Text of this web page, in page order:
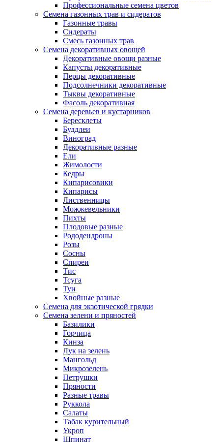
Профессиональные семена цветов
Семена газонных трав и сидератов
Газонные травы
Сидераты
Смесь газонных трав
Семена декоративных овощей
Декоративные овощи разные
Капусты декоративные
Перцы декоративные
Подсолнечники декоративные
Тыквы декоративные
Фасоль декоративная
Семена деревьев и кустарников
Бересклеты
Буддлеи
Виноград
Декоративные разные
Ели
Жимолости
Кедры
Кипарисовики
Кипарисы
Лиственницы
Можжевельники
Пихты
Плодовые разные
Рододендроны
Розы
Сосны
Спиреи
Тис
Тсуга
Туи
Хвойные разные
Семена для экзотической грядки
Семена зелени и пряностей
Базилики
Горчица
Кинза
Лук на зелень
Мангольд
Микрозелень
Петрушки
Пряности
Разные травы
Руккола
Салаты
Табак курительный
Укроп
Шпинат